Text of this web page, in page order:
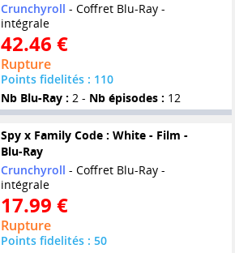
Crunchyroll - Coffret Blu-Ray -
intégrale
42.46 €
Rupture
Points fidelités : 110
Nb Blu-Ray : 2 - Nb épisodes : 12
Spy x Family Code : White - Film -
Blu-Ray
Crunchyroll - Coffret Blu-Ray -
intégrale
17.99 €
Rupture
Points fidelités : 50